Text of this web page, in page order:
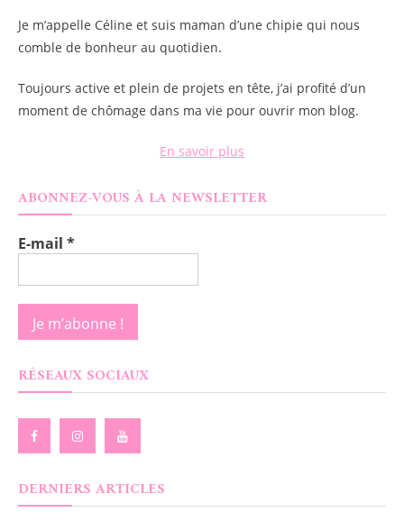
Je m’appelle Céline et suis maman d’une chipie qui nous
comble de bonheur au quotidien.
Toujours active et plein de projets en tête, j’ai profité d’un
moment de chômage dans ma vie pour ouvrir mon blog.
En savoir plus
ABONNEZ-VOUS À LA NEWSLETTER
E-mail *
RÉSEAUX SOCIAUX
DERNIERS ARTICLES